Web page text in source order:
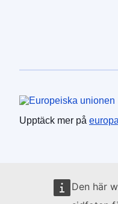
Den här
Europeiska unionen
Upptäck mer på